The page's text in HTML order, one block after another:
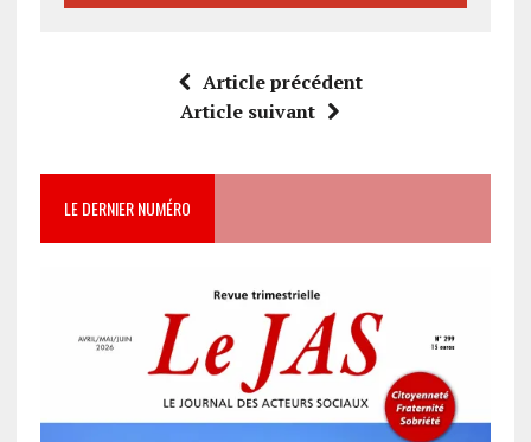
Article précédent
Article suivant
LE DERNIER NUMÉRO